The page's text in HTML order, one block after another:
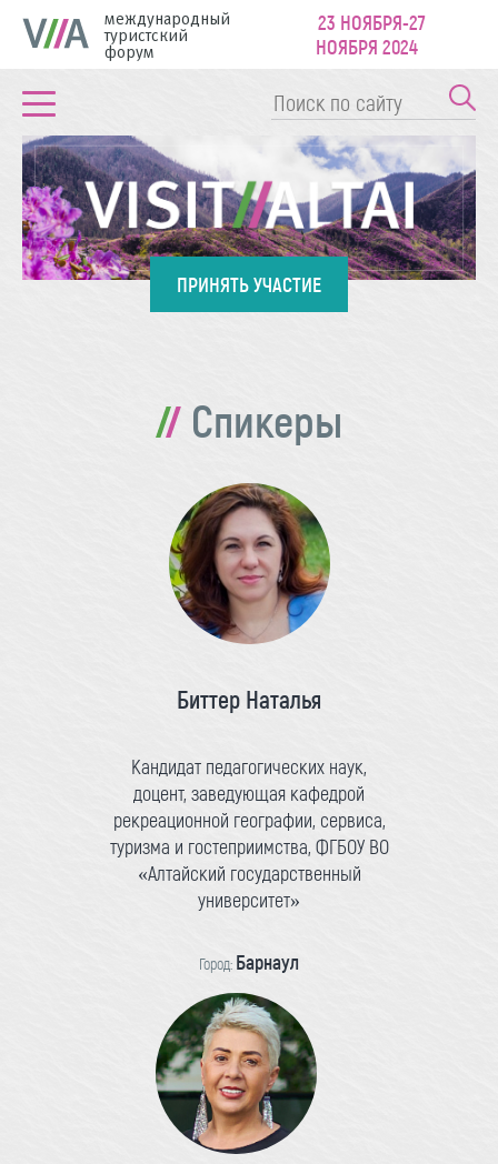
международный
туристский
форум
23 НОЯБРЯ-27
НОЯБРЯ 2024
ПРИНЯТЬ УЧАСТИЕ
Спикеры
Биттер Наталья
Кандидат педагогических наук,
доцент, заведующая кафедрой
рекреационной географии, сервиса,
туризма и гостеприимства, ФГБОУ ВО
«Алтайский государственный
университет»
Город: Барнаул